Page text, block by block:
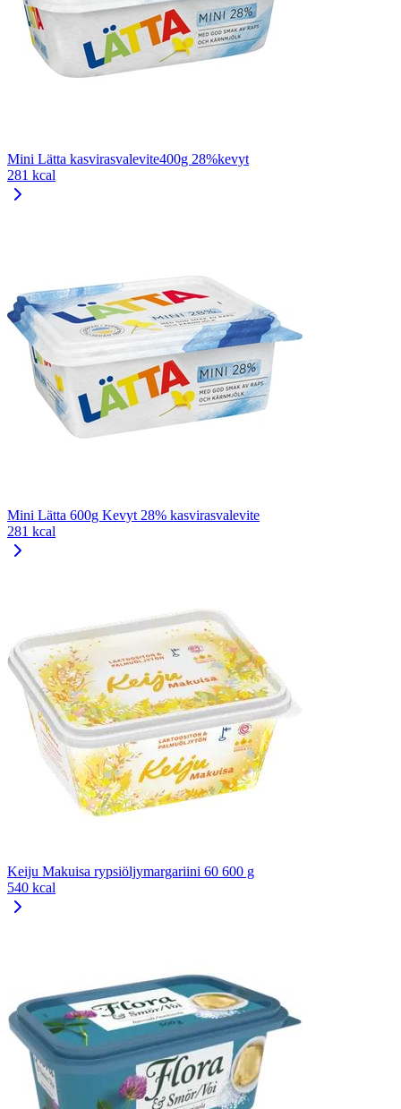
Mini Lätta kasvirasvalevite400g 28%kevyt
281 kcal
Mini Lätta 600g Kevyt 28% kasvirasvalevite
281 kcal
Keiju Makuisa rypsiöljymargariini 60 600 g
540 kcal